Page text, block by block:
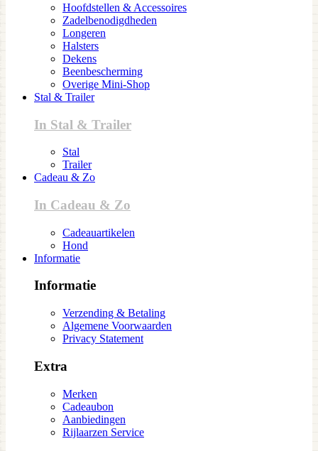
Hoofdstellen & Accessoires
Zadelbenodigdheden
Longeren
Halsters
Dekens
Beenbescherming
Overige Mini-Shop
Stal & Trailer
In Stal & Trailer
Stal
Trailer
Cadeau & Zo
In Cadeau & Zo
Cadeauartikelen
Hond
Informatie
Informatie
Verzending & Betaling
Algemene Voorwaarden
Privacy Statement
Extra
Merken
Cadeaubon
Aanbiedingen
Rijlaarzen Service